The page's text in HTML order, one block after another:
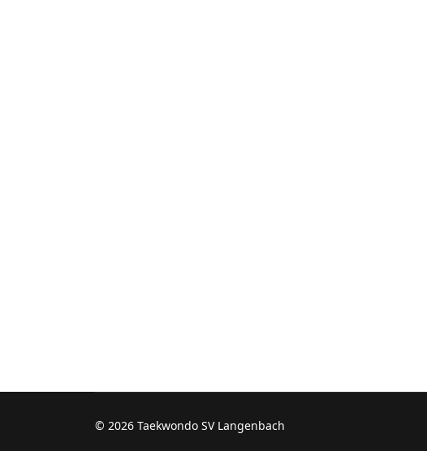
© 2026 Taekwondo SV Langenbach